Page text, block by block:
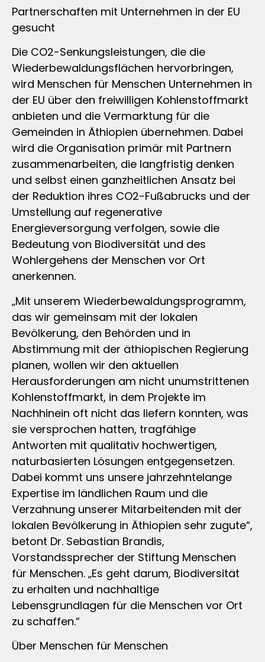
Partnerschaften mit Unternehmen in der EU
gesucht
Die CO2-Senkungsleistungen, die die
Wiederbewaldungsflächen hervorbringen,
wird Menschen für Menschen Unternehmen in
der EU über den freiwilligen Kohlenstoffmarkt
anbieten und die Vermarktung für die
Gemeinden in Äthiopien übernehmen. Dabei
wird die Organisation primär mit Partnern
zusammenarbeiten, die langfristig denken
und selbst einen ganzheitlichen Ansatz bei
der Reduktion ihres CO2-Fußabrucks und der
Umstellung auf regenerative
Energieversorgung verfolgen, sowie die
Bedeutung von Biodiversität und des
Wohlergehens der Menschen vor Ort
anerkennen.
„Mit unserem Wiederbewaldungsprogramm,
das wir gemeinsam mit der lokalen
Bevölkerung, den Behörden und in
Abstimmung mit der äthiopischen Regierung
planen, wollen wir den aktuellen
Herausforderungen am nicht unumstrittenen
Kohlenstoffmarkt, in dem Projekte im
Nachhinein oft nicht das liefern konnten, was
sie versprochen hatten, tragfähige
Antworten mit qualitativ hochwertigen,
naturbasierten Lösungen entgegensetzen.
Dabei kommt uns unsere jahrzehntelange
Expertise im ländlichen Raum und die
Verzahnung unserer Mitarbeitenden mit der
lokalen Bevölkerung in Äthiopien sehr zugute“,
betont Dr. Sebastian Brandis,
Vorstandssprecher der Stiftung Menschen
für Menschen. „Es geht darum, Biodiversität
zu erhalten und nachhaltige
Lebensgrundlagen für die Menschen vor Ort
zu schaffen.“
Über Menschen für Menschen